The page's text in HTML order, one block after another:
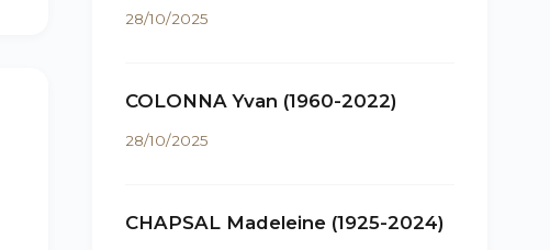
28/10/2025
COLONNA Yvan (1960-2022)
28/10/2025
CHAPSAL Madeleine (1925-2024)